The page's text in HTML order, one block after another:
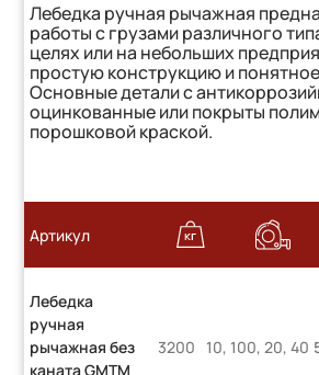
Лебедка ручная рычажная
работы с грузами различного
целях или на небольших
простую конструкцию и
Основные детали с
оцинкованные или покрыты
порошковой краской.
Артикул
Лебедка
ручная
рычажная без
каната GMTM
3200 10, 100, 20, 40